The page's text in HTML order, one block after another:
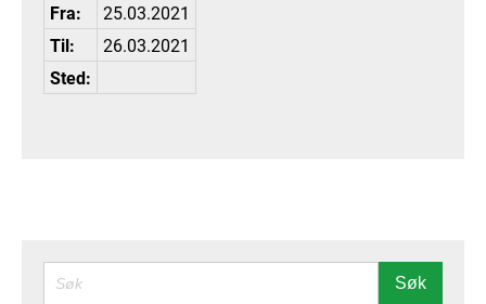
Fra:
25.03.2021
Til:
26.03.2021
Sted:
SØK Søk